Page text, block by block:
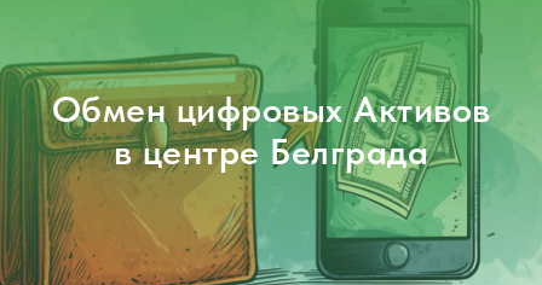
Обмен цифровых Активов
в центре Белграда